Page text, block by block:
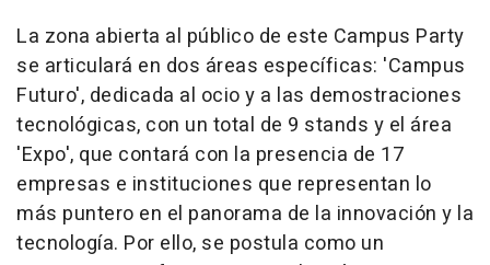
La zona abierta al público de este Campus Party
se articulará en dos áreas específicas: 'Campus
Futuro', dedicada al ocio y a las demostraciones
tecnológicas, con un total de 9 stands y el área
'Expo', que contará con la presencia de 17
empresas e instituciones que representan lo
más puntero en el panorama de la innovación y la
tecnología. Por ello, se postula como un